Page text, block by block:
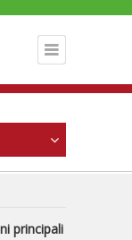
principali